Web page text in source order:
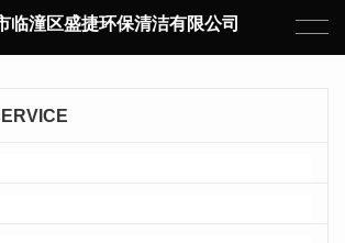
临潼区盛捷环保清洁有限公司